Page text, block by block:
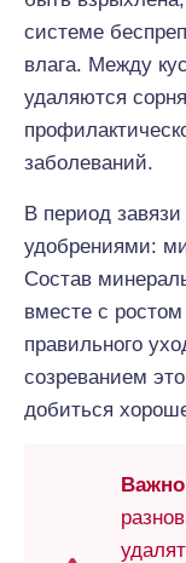
системе
влага. Между
удаляются
заболеваний.
В период
удобрениями:
Состав
вместе с
правильного
созреванием
добиться